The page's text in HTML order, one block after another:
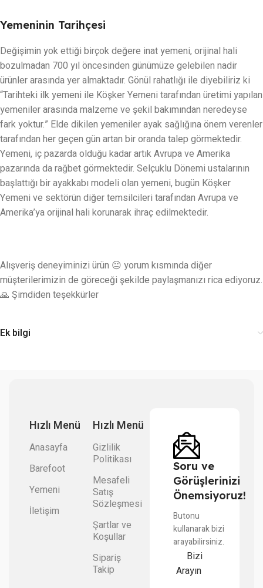
Yemeninin Tarihçesi
Değişimin yok ettiği birçok değere inat yemeni, orijinal hali
bozulmadan 700 yıl öncesinden günümüze gelebilen nadir
ürünler arasında yer almaktadır. Gönül rahatlığı ile diyebiliriz ki
“Tarihteki ilk yemeni ile Köşker Yemeni tarafından üretimi yapılan
yemeniler arasında malzeme ve şekil bakımından neredeyse
fark yoktur.” Elde dikilen yemeniler ayak sağlığına önem verenler
tarafından her geçen gün artan bir oranda talep görmektedir.
Yemeni, iç pazarda olduğu kadar artık Avrupa ve Amerika
pazarında da rağbet görmektedir. Selçuklu Dönemi ustalarının
başlattığı bir ayakkabı modeli olan yemeni, bugün Köşker
Yemeni ve sektörün diğer temsilcileri tarafından Avrupa ve
Amerika’ya orijinal hali korunarak ihraç edilmektedir.
Alışveriş deneyiminizi ürün 😐 yorum kısmında diğer
müşterilerimizin de göreceği şekilde paylaşmanızı rica ediyoruz.
🙏 Şimdiden teşekkürler
Ek bilgi
Hızlı Menü
Anasayfa
Barefoot
Yemeni
İletişim
Hızlı Menü
Gizlilik
Politikası
Mesafeli
Satış
Sözleşmesi
Şartlar ve
Koşullar
Sipariş
Takip
Soru ve
Görüşlerinizi
Önemsiyoruz!
Butonu
kullanarak bizi
arayabilirsiniz.
Bizi
Arayın